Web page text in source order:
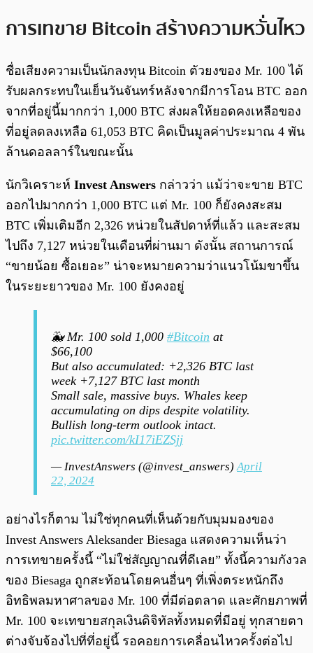
การเทขาย Bitcoin สร้างความหวั่นไหว
ชื่อเสียงความเป็นนักลงทุน Bitcoin ตัวยงของ Mr. 100 ได้
รับผลกระทบในเย็นวันจันทร์หลังจากมีการโอน BTC ออก
จากที่อยู่นี้มากกว่า 1,000 BTC ส่งผลให้ยอดคงเหลือของ
ที่อยู่ลดลงเหลือ 61,053 BTC คิดเป็นมูลค่าประมาณ 4 พัน
ล้านดอลลาร์ในขณะนั้น
นักวิเคราะห์ Invest Answers กล่าวว่า แม้ว่าจะขาย BTC
ออกไปมากกว่า 1,000 BTC แต่ Mr. 100 ก็ยังคงสะสม
BTC เพิ่มเติมอีก 2,326 หน่วยในสัปดาห์ที่แล้ว และสะสม
ไปถึง 7,127 หน่วยในเดือนที่ผ่านมา ดังนั้น สถานการณ์
“ขายน้อย ซื้อเยอะ” น่าจะหมายความว่าแนวโน้มขาขึ้น
ในระยะยาวของ Mr. 100 ยังคงอยู่
🐳 Mr. 100 sold 1,000 #Bitcoin at
$66,100
But also accumulated: +2,326 BTC last
week +7,127 BTC last month
Small sale, massive buys. Whales keep
accumulating on dips despite volatility.
Bullish long-term outlook intact.
pic.twitter.com/kI17iEZSjj
— InvestAnswers (@invest_answers)April
22, 2024
อย่างไรก็ตาม ไม่ใช่ทุกคนที่เห็นด้วยกับมุมมองของ
Invest Answers Aleksander Biesaga แสดงความเห็นว่า
การเทขายครั้งนี้ “ไม่ใช่สัญญาณที่ดีเลย” ทั้งนี้ความกังวล
ของ Biesaga ถูกสะท้อนโดยคนอื่นๆ ที่เพิ่งตระหนักถึง
อิทธิพลมหาศาลของ Mr. 100 ที่มีต่อตลาด และศักยภาพที่
Mr. 100 จะเทขายสกุลเงินดิจิทัลทั้งหมดที่มีอยู่ ทุกสายตา
ต่างจับจ้องไปที่ที่อยู่นี้ รอคอยการเคลื่อนไหวครั้งต่อไป